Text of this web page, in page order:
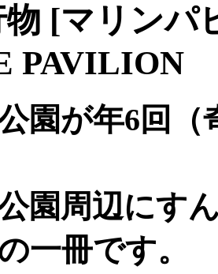
物 [マリンパ
PAVILION
園が年6回
園周辺にす
一冊です。